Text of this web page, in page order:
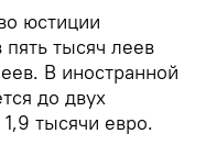
юстиции
тысяч леев
В иностранной
до двух
тысячи евро.